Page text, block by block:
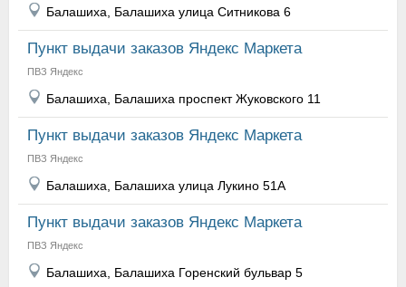
Балашиха, Балашиха улица Ситникова 6
Пункт выдачи заказов Яндекс Маркета
ПВЗ Яндекс
Балашиха, Балашиха проспект Жуковского 11
Пункт выдачи заказов Яндекс Маркета
ПВЗ Яндекс
Балашиха, Балашиха улица Лукино 51А
Пункт выдачи заказов Яндекс Маркета
ПВЗ Яндекс
Балашиха, Балашиха Горенский бульвар 5